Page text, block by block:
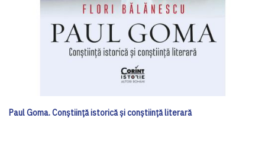
Paul Goma. Conștiință istorică și conștiință literară